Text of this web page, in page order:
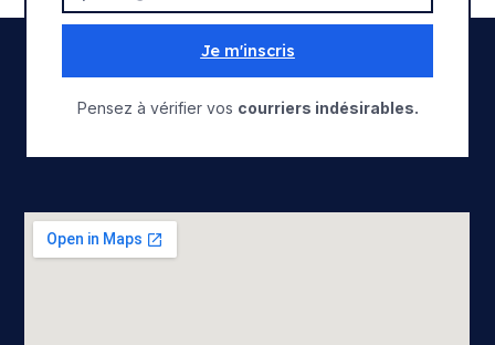
Je m'inscris
Pensez à vérifier vos courriers indésirables.